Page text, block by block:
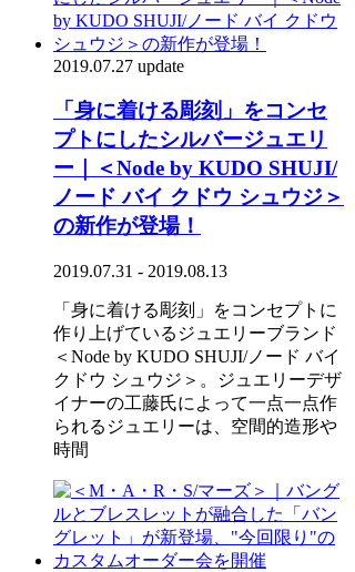
2019.07.27 update
「身に着ける彫刻」をコンセ
プトにしたシルバージュエリ
ー｜＜Node by KUDO SHUJI/
ノード バイ クドウ シュウジ＞
の新作が登場！
2019.07.31 - 2019.08.13
「身に着ける彫刻」をコンセプトに
作り上げているジュエリーブランド
＜Node by KUDO SHUJI/ノード バイ
クドウ シュウジ＞。ジュエリーデザ
イナーの工藤氏によって一点一点作
られるジュエリーは、空間的造形や
時間